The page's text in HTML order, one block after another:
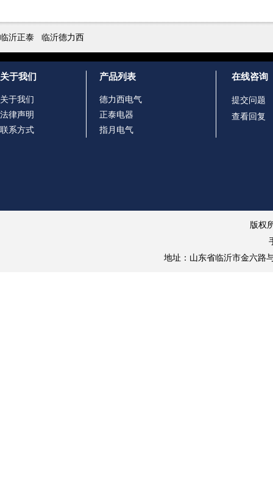
临沂正泰 临沂德力西
关于我们
关于我们
法律声明
联系方式
产品列表
德力西电气
正泰电器
指月电气
在线咨询
提交问题
查看回复
版权
地址：山东省临沂市金六路